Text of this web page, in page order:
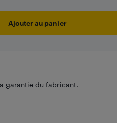
Ajouter au panier
garantie du fabricant.